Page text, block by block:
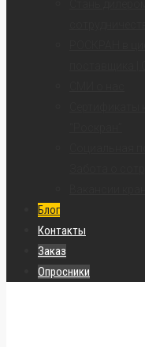
Блог
Контакты
Заказ
Опросники